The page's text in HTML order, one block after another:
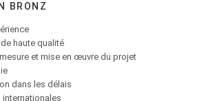
BRONZ
haute qualité
et mise en œuvre du projet
dans les délais